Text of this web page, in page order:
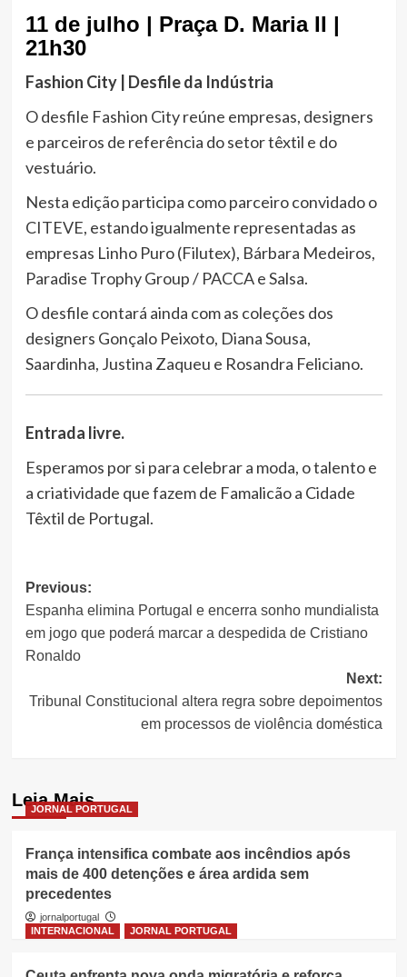
11 de julho | Praça D. Maria II |
21h30
Fashion City | Desfile da Indústria
O desfile Fashion City reúne empresas, designers
e parceiros de referência do setor têxtil e do
vestuário.
Nesta edição participa como parceiro convidado o
CITEVE, estando igualmente representadas as
empresas Linho Puro (Filutex), Bárbara Medeiros,
Paradise Trophy Group / PACCA e Salsa.
O desfile contará ainda com as coleções dos
designers Gonçalo Peixoto, Diana Sousa,
Saardinha, Justina Zaqueu e Rosandra Feliciano.
Entrada livre.
Esperamos por si para celebrar a moda, o talento e
a criatividade que fazem de Famalicão a Cidade
Têxtil de Portugal.
Post
navigation
Previous:
Espanha elimina Portugal e encerra sonho mundialista
em jogo que poderá marcar a despedida de Cristiano
Ronaldo
Next:
Tribunal Constitucional altera regra sobre depoimentos
em processos de violência doméstica
Leia Mais
JORNAL PORTUGAL
França intensifica combate aos incêndios após
mais de 400 detenções e área ardida sem
precedentes
jornalportugal
INTERNACIONAL
JORNAL PORTUGAL